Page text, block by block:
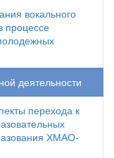
вокального
процессе
деятельности
перехода к
ХМАО-